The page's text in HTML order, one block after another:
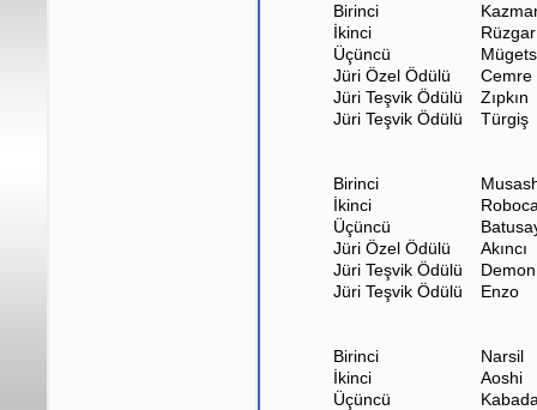
Birinci
İkinci
Rüzgar
Üçüncü
Jüri Özel Ödülü
Cemre
Jüri Teşvik Ödülü
Zıpkın
Jüri Teşvik Ödülü
Türgiş
Birinci
İkinci
Üçüncü
Jüri Özel Ödülü
Akıncı
Jüri Teşvik Ödülü
Demon
Jüri Teşvik Ödülü
Enzo
Birinci
Narsil
İkinci
Aoshi
Üçüncü